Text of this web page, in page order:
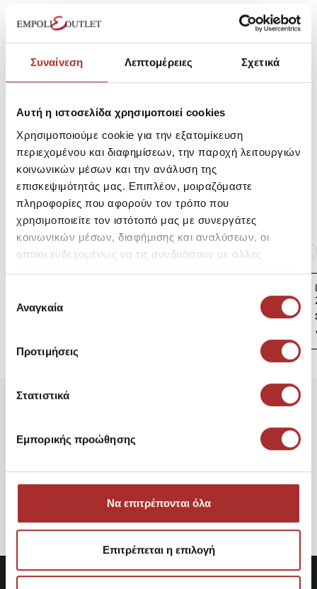
Συναίνεση Λεπτομέρειες Σχετικά
Αυτή η ιστοσελίδα χρησιμοποιεί cookies
Χρησιμοποιούμε cookie για την εξατομίκευση
περιεχομένου και διαφημίσεων, την παροχή λειτουργιών
κοινωνικών μέσων και την ανάλυση της
επισκεψιμότητάς μας. Επιπλέον, μοιραζόμαστε
πληροφορίες που αφορούν τον τρόπο που
χρησιμοποιείτε τον ιστότοπό μας με συνεργάτες
κοινωνικών μέσων, διαφήμισης και αναλύσεων, οι
οποίοι ενδεχομένως να τις συνδυάσουν με άλλες
πληροφορίες που τους έχετε παραχωρήσει ή τις οποίες
των υπηρεσιών τους.
συγκατάθεσης
Αναγκαία
Προτιμήσεις
Στατιστικά
Εμπορικής προώθησης
Να επιτρέπονται όλα
Επιτρέπεται η επιλογή
Μεγεθολόγιο
SKU: 25290114C4615
Αποστολές Προϊόντων
Επιστροφές Προϊόντων
Ίδια κατηγορία Ίδιο Brand
28,00€